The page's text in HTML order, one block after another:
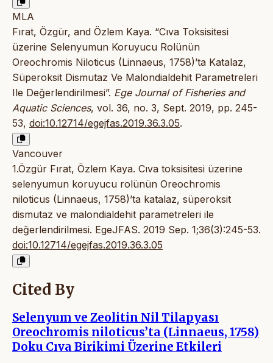
MLA
Fırat, Özgür, and Özlem Kaya. “Cıva Toksisitesi
üzerine Selenyumun Koruyucu Rolünün
Oreochromis Niloticus (Linnaeus, 1758)’ta Katalaz,
Süperoksit Dismutaz Ve Malondialdehit Parametreleri
Ile Değerlendirilmesi”. Ege Journal of Fisheries and
Aquatic Sciences, vol. 36, no. 3, Sept. 2019, pp. 245-
53, doi:10.12714/egejfas.2019.36.3.05.
Vancouver
1.Özgür Fırat, Özlem Kaya. Cıva toksisitesi üzerine
selenyumun koruyucu rolünün Oreochromis
niloticus (Linnaeus, 1758)’ta katalaz, süperoksit
dismutaz ve malondialdehit parametreleri ile
değerlendirilmesi. EgeJFAS. 2019 Sep. 1;36(3):245-53.
doi:10.12714/egejfas.2019.36.3.05
Cited By
Selenyum ve Zeolitin Nil Tilapyası
Oreochromis niloticus’ta (Linnaeus, 1758)
Doku Cıva Birikimi Üzerine Etkileri